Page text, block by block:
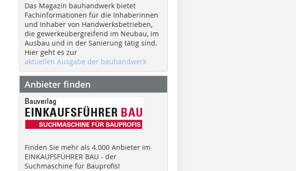
Das Magazin bauhandwerk bietet
Fachinformationen für die Inhaberinnen
und Inhaber von Handwerksbetrieben,
die gewerkeübergreifend im Neubau, im
Ausbau und in der Sanierung tätig sind.
Hier geht es zur
aktuellen Ausgabe der bauhandwerk
Anbieter finden
Finden Sie mehr als 4.000 Anbieter im
EINKAUFSFÜHRER BAU - der
Suchmaschine für Bauprofis!